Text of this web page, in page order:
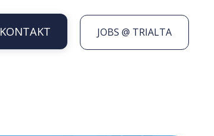
KONTAKT JOBS @ TRIALTA